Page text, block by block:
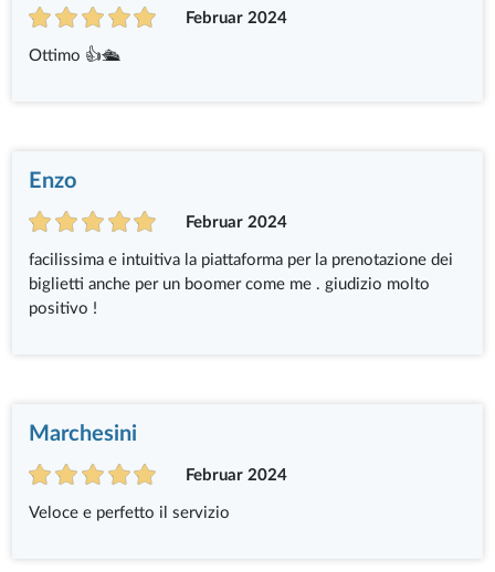
Februar 2024
Ottimo 👍🛳️
Enzo
Februar 2024
facilissima e intuitiva la piattaforma per la prenotazione dei
biglietti anche per un boomer come me . giudizio molto
positivo !
Marchesini
Februar 2024
Veloce e perfetto il servizio